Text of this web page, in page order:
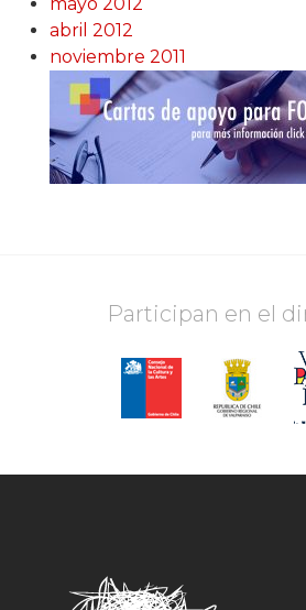
mayo 2012
abril 2012
noviembre 2011
Participan en el